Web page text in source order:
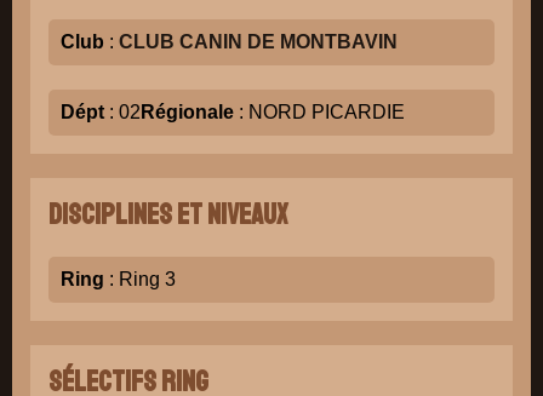
Club : CLUB CANIN DE MONTBAVIN
Dépt : 02 Régionale : NORD PICARDIE
Disciplines et niveaux
Ring : Ring 3
Sélectifs Ring